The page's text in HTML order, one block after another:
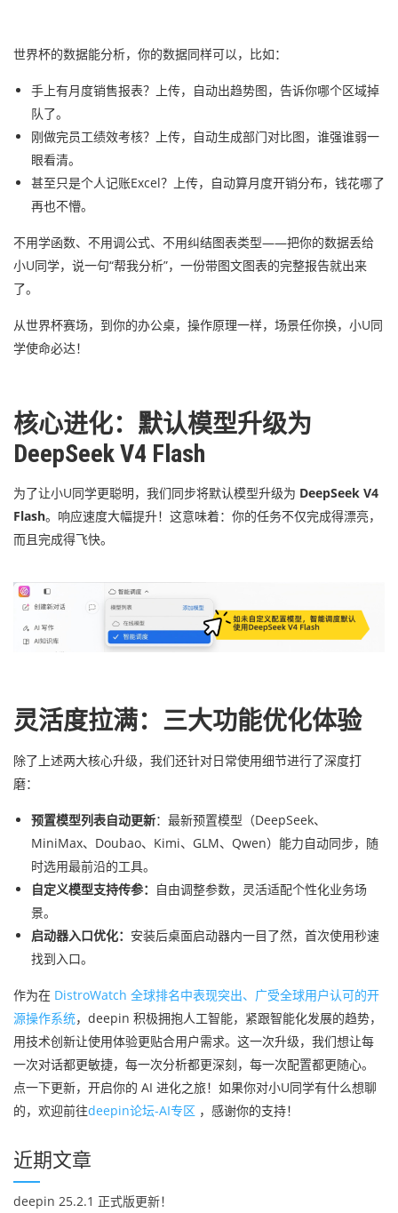
世界杯的数据能分析，你的数据同样可以，比如：
手上有月度销售报表？上传，自动出趋势图，告诉你哪个区域掉
队了。
刚做完员工绩效考核？上传，自动生成部门对比图，谁强谁弱一
眼看清。
甚至只是个人记账Excel？上传，自动算月度开销分布，钱花哪了
再也不懵。
不用学函数、不用调公式、不用纠结图表类型——把你的数据丢给
小U同学，说一句“帮我分析”，一份带图文图表的完整报告就出来
了。
从世界杯赛场，到你的办公桌，操作原理一样，场景任你换，小U同
学使命必达！
核心进化：默认模型升级为
DeepSeek V4 Flash
为了让小U同学更聪明，我们同步将默认模型升级为 DeepSeek V4
Flash。响应速度大幅提升！这意味着：你的任务不仅完成得漂亮，
而且完成得飞快。
灵活度拉满：三大功能优化体验
除了上述两大核心升级，我们还针对日常使用细节进行了深度打
磨：
预置模型列表自动更新：最新预置模型（DeepSeek、
MiniMax、Doubao、Kimi、GLM、Qwen）能力自动同步，随
时选用最前沿的工具。
自定义模型支持传参： 自由调整参数，灵活适配个性化业务场
景。
启动器入口优化： 安装后桌面启动器内一目了然，首次使用秒速
找到入口。
作为在 DistroWatch 全球排名中表现突出、广受全球用户认可的开
源操作系统，deepin 积极拥抱人工智能，紧跟智能化发展的趋势，
用技术创新让使用体验更贴合用户需求。这一次升级，我们想让每
一次对话都更敏捷，每一次分析都更深刻，每一次配置都更随心。
点一下更新，开启你的 AI 进化之旅！如果你对小U同学有什么想聊
的，欢迎前往deepin论坛-AI专区 ，感谢你的支持！
近期文章
deepin 25.2.1 正式版更新！